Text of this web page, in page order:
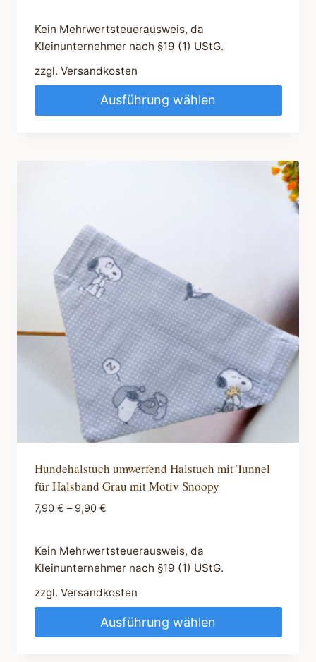
Kein Mehrwertsteuerausweis, da
Kleinunternehmer nach §19 (1) UStG.
zzgl. Versandkosten
Ausführung wählen
Optionen
können
Produktseite
gewählt
werden
Hundehalstuch umwerfend Halstuch mit Tunnel
für Halsband Grau mit Motiv Snoopy
7,90 € – 9,90 €
Kein Mehrwertsteuerausweis, da
Kleinunternehmer nach §19 (1) UStG.
zzgl. Versandkosten
Ausführung wählen